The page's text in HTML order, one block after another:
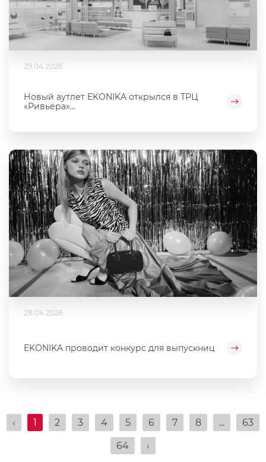
29.04.2026
Новый аутлет EKONIKA открылся в ТРЦ
«Ривьера»...
28.04.2026
EKONIKA проводит конкурс для выпускниц
‹ 1 2 3 4 5 6 7 8 ... 63
64 ›